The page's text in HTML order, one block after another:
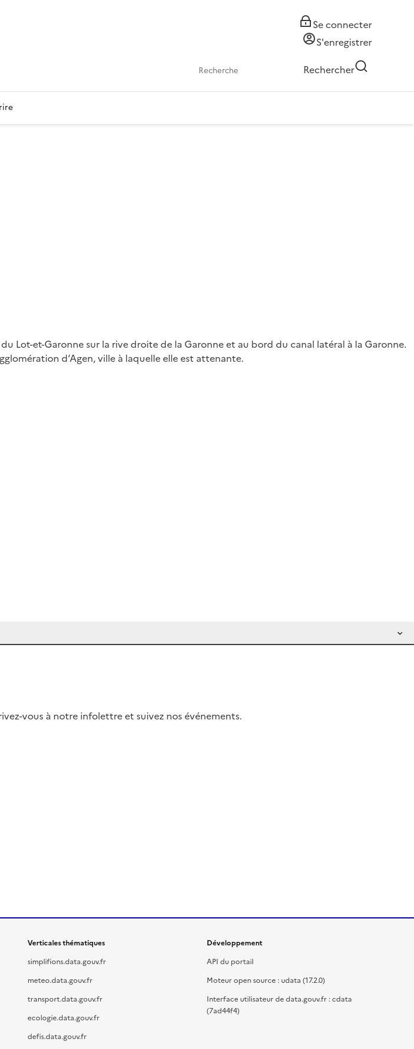
Se connecter
S'enregistrer
Rechercher
Lot-et-Garonne sur la rive droite de la Garonne et au bord du canal latéral à la Garonne.
d’Agen, ville à laquelle elle est attenante.
vous à notre infolettre et suivez nos événements.
Verticales thématiques
simplifions.data.gouv.fr
meteo.data.gouv.fr
transport.data.gouv.fr
ecologie.data.gouv.fr
defis.data.gouv.fr
Développement
API du portail
Moteur open source : udata (17.2.0)
Interface utilisateur de data.gouv.fr : cdata
(7ad44f4)